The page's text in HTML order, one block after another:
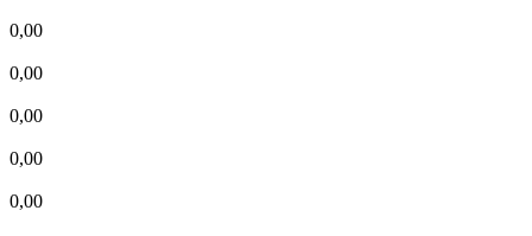
0,00
0,00
0,00
0,00
0,00